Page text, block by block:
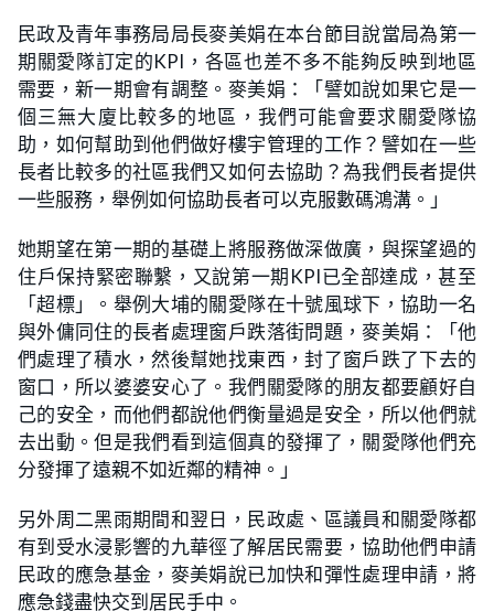
民政及青年事務局局長麥美娟在本台節目說當局為第一
期關愛隊訂定的KPI，各區也差不多不能夠反映到地區
需要，新一期會有調整。麥美娟：「譬如說如果它是一
個三無大廈比較多的地區，我們可能會要求關愛隊協
助，如何幫助到他們做好樓宇管理的工作？譬如在一些
長者比較多的社區我們又如何去協助？為我們長者提供
一些服務，舉例如何協助長者可以克服數碼鴻溝。」
她期望在第一期的基礎上將服務做深做廣，與探望過的
住戶保持緊密聯繫，又說第一期KPI已全部達成，甚至
「超標」。舉例大埔的關愛隊在十號風球下，協助一名
與外傭同住的長者處理窗戶跌落街問題，麥美娟：「他
們處理了積水，然後幫她找東西，封了窗戶跌了下去的
窗口，所以婆婆安心了。我們關愛隊的朋友都要顧好自
己的安全，而他們都說他們衡量過是安全，所以他們就
去出動。但是我們看到這個真的發揮了，關愛隊他們充
分發揮了遠親不如近鄰的精神。」
另外周二黑雨期間和翌日，民政處、區議員和關愛隊都
有到受水浸影響的九華徑了解居民需要，協助他們申請
民政的應急基金，麥美娟說已加快和彈性處理申請，將
應急錢盡快交到居民手中。